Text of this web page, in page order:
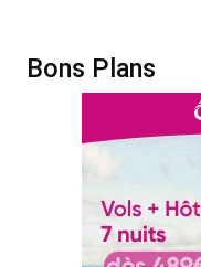
Bons Plans